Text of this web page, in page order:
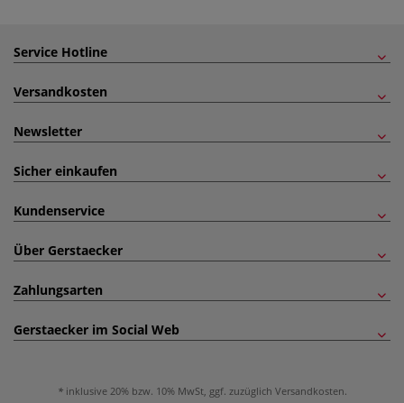
Service Hotline
Versandkosten
Newsletter
Sicher einkaufen
Kundenservice
Über Gerstaecker
Zahlungsarten
Gerstaecker im Social Web
inklusive 20% bzw. 10% MwSt, ggf. zuzüglich Versandkosten.